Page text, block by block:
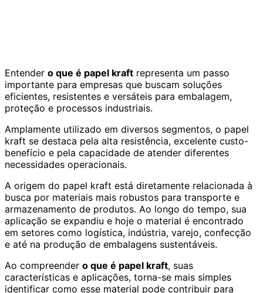
Entender o que é papel kraft representa um passo
importante para empresas que buscam soluções
eficientes, resistentes e versáteis para embalagem,
proteção e processos industriais.
Amplamente utilizado em diversos segmentos, o papel
kraft se destaca pela alta resistência, excelente custo-
benefício e pela capacidade de atender diferentes
necessidades operacionais.
A origem do papel kraft está diretamente relacionada à
busca por materiais mais robustos para transporte e
armazenamento de produtos. Ao longo do tempo, sua
aplicação se expandiu e hoje o material é encontrado
em setores como logística, indústria, varejo, confecção
e até na produção de embalagens sustentáveis.
Ao compreender o que é papel kraft, suas
características e aplicações, torna-se mais simples
identificar como esse material pode contribuir para